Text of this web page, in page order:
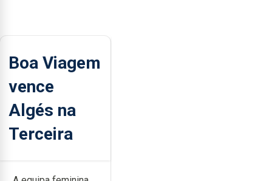
Boa Viagem
vence
Algés na
Terceira